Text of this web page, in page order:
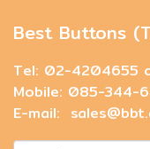
Best Buttons
Tel: 02-4204655
Mobile: 085-344-
E-mail: